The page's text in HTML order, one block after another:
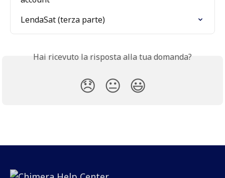
LendaSat (terza parte)
Hai ricevuto la risposta alla tua domanda?
😞 😐 😃